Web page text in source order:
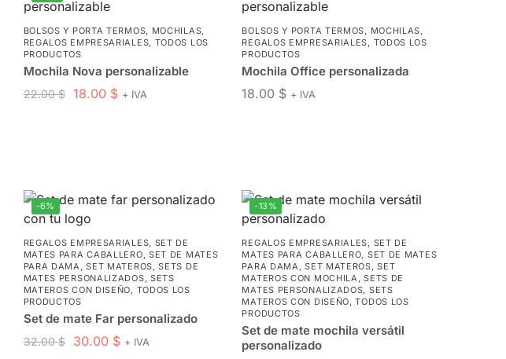
BOLSOS Y PORTA TERMOS MOCHILAS
REGALOS EMPRESARIALES TODOS LOS
PRODUCTOS
Mochila Nova personalizable
22.00$ 18.00 $ + IVA
BOLSOS Y PORTA TERMOS MOCHILAS
REGALOS EMPRESARIALES
TODOS LOS
PRODUCTOS
Mochila Office personalizada
18.00 $ + IVA
-6%
REGALOS EMPRESARIALES SET DE
MATES PARA CABALLERO SET DE MATES
PARA DAMA
,SET MATEROS ,SETS DE
MATES PERSONALIZADOS SETS
MATEROS CON DISEÑO
TODOS LOS
PRODUCTOS
Set de mate Far personalizado
32.00$ 30.00 $ + IVA
-13%
REGALOS EMPRESARIALES
SET DE
MATES PARA CABALLERO SET DE MATES
PARA DAMA
,SET MATEROS ,SET
MATEROS CON MOCHILA
,SETS DE
MATES PERSONALIZADOS SETS
MATEROS CON DISEÑO ,TODOS LOS
PRODUCTOS
Set de mate mochila versátil
personalizado